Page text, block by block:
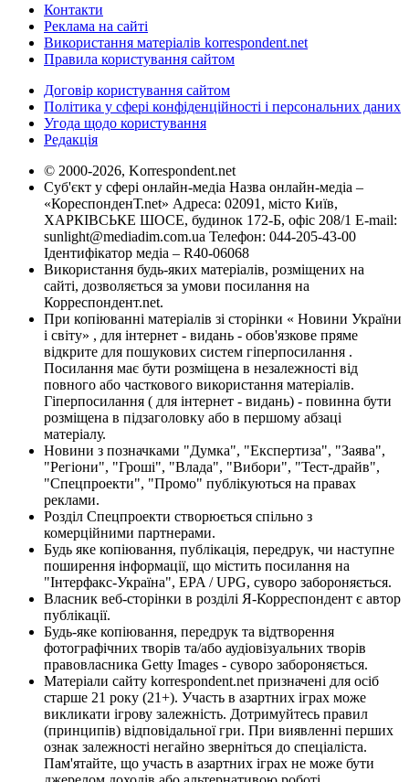
Контакти
Реклама на сайті
Використання матеріалів korrespondent.net
Правила користування сайтом
Договір користування сайтом
Політика у сфері конфіденційності і персональних даних
Угода щодо користування
Редакція
© 2000-2026, Korrespondent.net
Суб'єкт у сфері онлайн-медіа Назва онлайн-медіа –
«КореспонденТ.net» Адреса: 02091, місто Київ,
ХАРКІВСЬКЕ ШОСЕ, будинок 172-Б, офіс 208/1 E-mail:
sunlight@mediadim.com.ua Телефон: 044-205-43-00
Ідентифікатор медіа – R40-06068
Використання будь-яких матеріалів, розміщених на
сайті, дозволяється за умови посилання на
Корреспондент.net.
При копіюванні матеріалів зі сторінки « Новини України
і світу» , для інтернет - видань - обов'язкове пряме
відкрите для пошукових систем гіперпосилання .
Посилання має бути розміщена в незалежності від
повного або часткового використання матеріалів.
Гіперпосилання ( для інтернет - видань) - повинна бути
розміщена в підзаголовку або в першому абзаці
матеріалу.
Новини з позначками "Думка", "Експертиза", "Заява",
"Регіони", "Гроші", "Влада", "Вибори", "Тест-драйв",
"Спецпроекти", "Промо" публікуються на правах
реклами.
Розділ Спецпроекти створюється спільно з
комерційними партнерами.
Будь яке копіювання, публікація, передрук, чи наступне
поширення інформації, що містить посилання на
"Інтерфакс-Україна", EPA / UPG, суворо забороняється.
Власник веб-сторінки в розділі Я-Корреспондент є автор
публікації.
Будь-яке копіювання, передрук та відтворення
фотографічних творів та/або аудіовізуальних творів
правовласника Getty Images - суворо забороняється.
Матеріали сайту korrespondent.net призначені для осіб
старше 21 року (21+). Участь в азартних іграх може
викликати ігрову залежність. Дотримуйтесь правил
(принципів) відповідальної гри. При виявленні перших
ознак залежності негайно зверніться до спеціаліста.
Пам'ятайте, що участь в азартних іграх не може бути